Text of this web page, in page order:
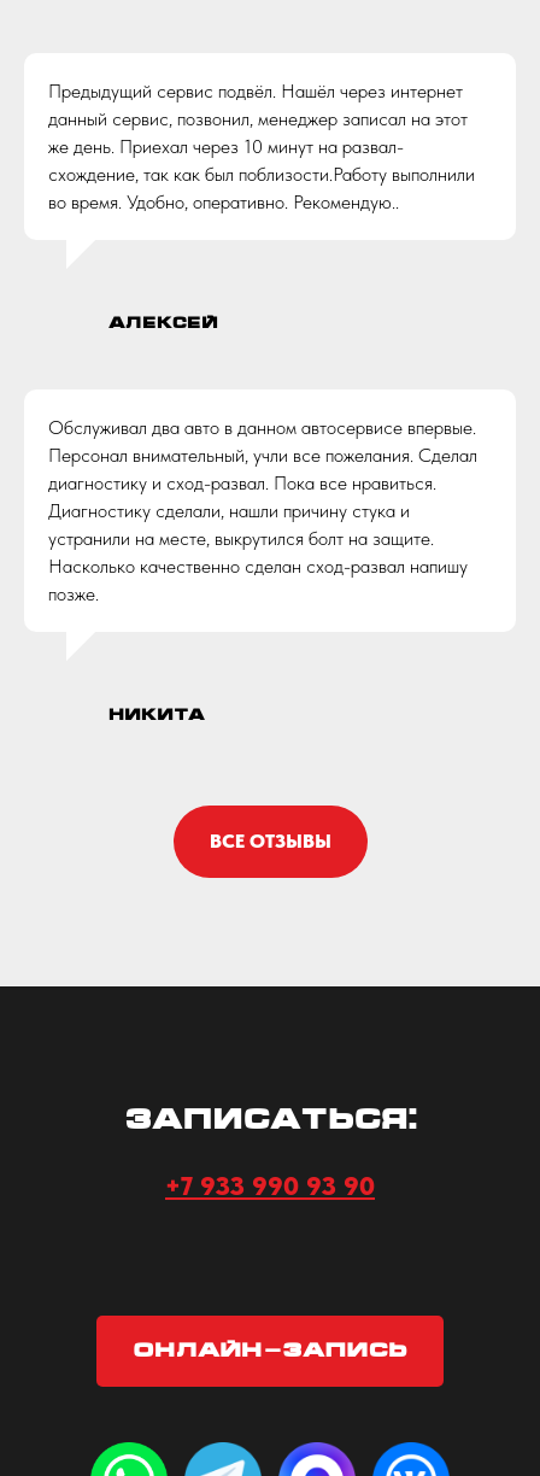
Предыдущий сервис подвёл. Нашёл через интернет
данный сервис, позвонил, менеджер записал на этот
же день. Приехал через 10 минут на развал-
схождение, так как был поблизости.Работу выполнили
во время. Удобно, оперативно. Рекомендую..
Алексей
Обслуживал два авто в данном автосервисе впервые.
Персонал внимательный, учли все пожелания. Сделал
диагностику и сход-развал. Пока все нравиться.
Диагностику сделали, нашли причину стука и
устранили на месте, выкрутился болт на защите.
Насколько качественно сделан сход-развал напишу
позже.
Никита
ВСЕ ОТЗЫВЫ
Записаться:
+7 933 990 93 90
Онлайн-запись